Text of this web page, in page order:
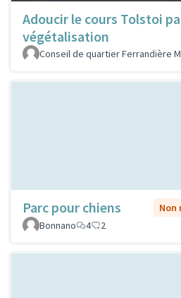
Adoucir le cours Tolstoi
végétalisation
Conseil de quartier Ferrandière
Parc pour chiens
Non
Bonnano
4 2